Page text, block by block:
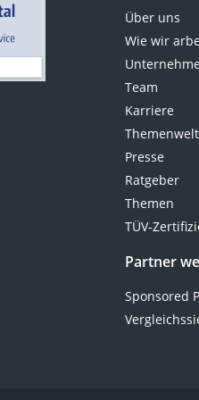
Über uns
Wie wir
Team
Karriere
Presse
Ratgeber
Themen
TÜV-
Partner
Sponsored